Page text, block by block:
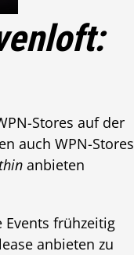
Stores auf der
auch WPN-Stores
anbieten
Events frühzeitig
anbieten zu